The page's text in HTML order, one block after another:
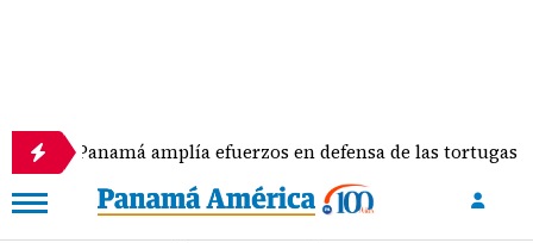
amplía efuerzos en defensa de las tortugas marinas